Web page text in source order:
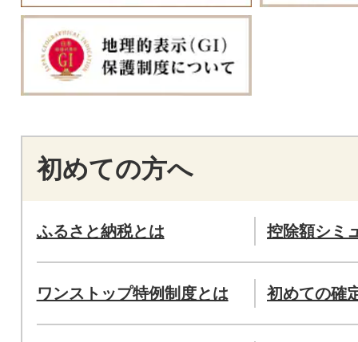
初めての方へ
ふるさと納税とは 控除額シミ
ワンストップ特例制度とは 初めての確